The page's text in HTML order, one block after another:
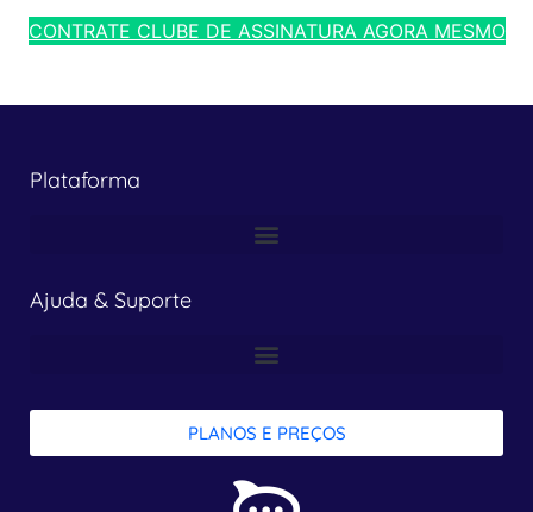
CONTRATE CLUBE DE ASSINATURA AGORA MESMO
Plataforma
Ajuda & Suporte
PLANOS E PREÇOS